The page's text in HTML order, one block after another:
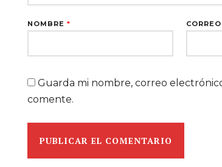
NOMBRE *
Guarda mi nombre, correo
comente.